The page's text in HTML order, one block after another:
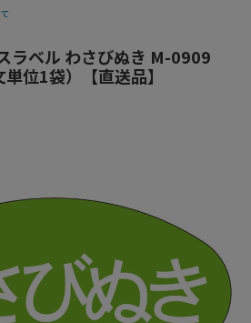
ラベル わさびぬき M-0909
位1袋）【直送品】